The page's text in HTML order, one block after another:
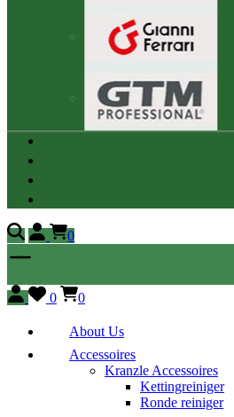
0
0 0
About Us
Accessoires
Kranzle Accessoires
Kettingreiniger
Ronde reiniger